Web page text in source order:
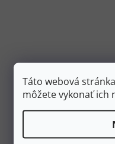
Táto webová
môžete vykonať ich